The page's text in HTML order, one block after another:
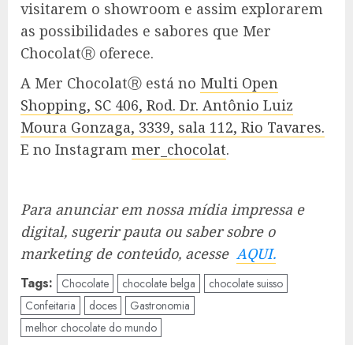
visitarem o showroom e assim explorarem
as possibilidades e sabores que Mer
ChocolatⓇ oferece.
A Mer ChocolatⓇ está no Multi Open
Shopping, SC 406, Rod. Dr. Antônio Luiz
Moura Gonzaga, 3339, sala 112, Rio Tavares.
E no Instagram mer_chocolat.
Para anunciar em nossa mídia impressa e
digital, sugerir pauta ou saber sobre o
marketing de conteúdo, acesse AQUI.
Tags: Chocolate chocolate belga
chocolate suisso
Confeitaria
doces
Gastronomia
melhor chocolate do mundo